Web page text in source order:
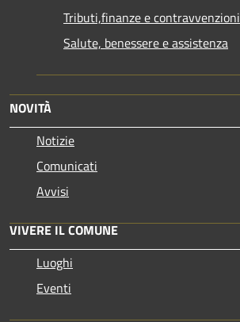
Tributi,finanze e contravvenzioni
Salute, benessere e assistenza
NOVITÀ
Notizie
Comunicati
Avvisi
VIVERE IL COMUNE
Luoghi
Eventi